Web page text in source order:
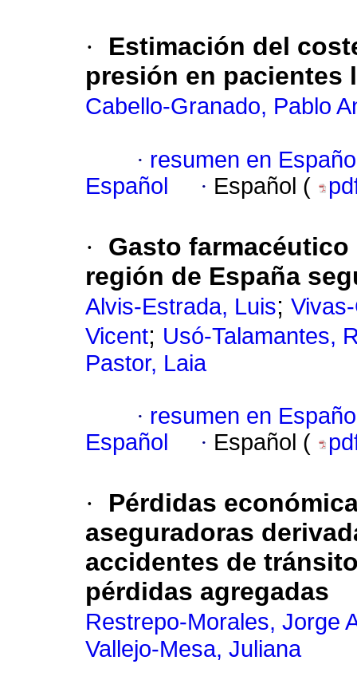
·
Estimación del
presión en pacientes
Cabello-Granado, Pablo
· resumen en
Español
· Español (
·
Gasto
región de España
Alvis-Estrada, Luis;
Vicent; Usó-Talamantes,
Pastor, Laia
· resumen en
Español
· Español (
·
Pérdidas
aseguradoras
accidentes de
pérdidas agregadas
Restrepo-Morales, Jorge
Vallejo-Mesa, Juliana